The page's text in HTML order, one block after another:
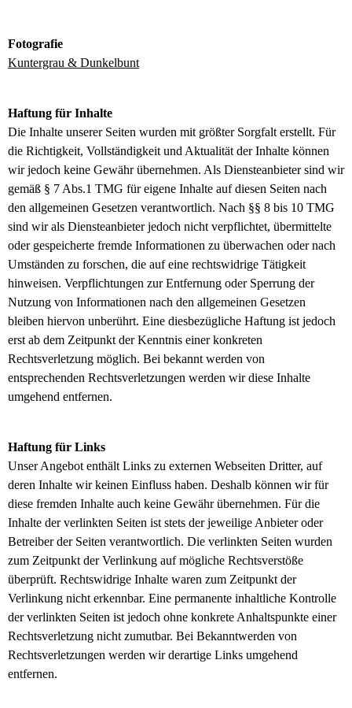
Fotografie
Kuntergrau & Dunkelbunt
Haftung für Inhalte
Die Inhalte unserer Seiten wurden mit größter Sorgfalt erstellt. Für
die Richtigkeit, Vollständigkeit und Aktualität der Inhalte können
wir jedoch keine Gewähr übernehmen. Als Diensteanbieter sind wir
gemäß § 7 Abs.1 TMG für eigene Inhalte auf diesen Seiten nach
den allgemeinen Gesetzen verantwortlich. Nach §§ 8 bis 10 TMG
sind wir als Diensteanbieter jedoch nicht verpflichtet, übermittelte
oder gespeicherte fremde Informationen zu überwachen oder nach
Umständen zu forschen, die auf eine rechtswidrige Tätigkeit
hinweisen. Verpflichtungen zur Entfernung oder Sperrung der
Nutzung von Informationen nach den allgemeinen Gesetzen
bleiben hiervon unberührt. Eine diesbezügliche Haftung ist jedoch
erst ab dem Zeitpunkt der Kenntnis einer konkreten
Rechtsverletzung möglich. Bei bekannt werden von
entsprechenden Rechtsverletzungen werden wir diese Inhalte
umgehend entfernen.
Haftung für Links
Unser Angebot enthält Links zu externen Webseiten Dritter, auf
deren Inhalte wir keinen Einfluss haben. Deshalb können wir für
diese fremden Inhalte auch keine Gewähr übernehmen. Für die
Inhalte der verlinkten Seiten ist stets der jeweilige Anbieter oder
Betreiber der Seiten verantwortlich. Die verlinkten Seiten wurden
zum Zeitpunkt der Verlinkung auf mögliche Rechtsverstöße
überprüft. Rechtswidrige Inhalte waren zum Zeitpunkt der
Verlinkung nicht erkennbar. Eine permanente inhaltliche Kontrolle
der verlinkten Seiten ist jedoch ohne konkrete Anhaltspunkte einer
Rechtsverletzung nicht zumutbar. Bei Bekanntwerden von
Rechtsverletzungen werden wir derartige Links umgehend
entfernen.